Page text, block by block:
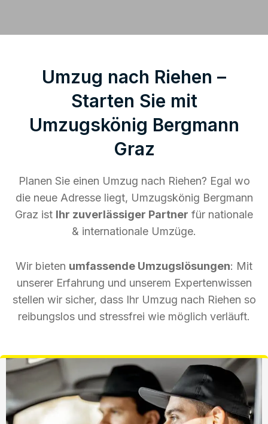
Umzug nach Riehen –
Starten Sie mit
Umzugskönig Bergmann
Graz
Planen Sie einen Umzug nach Riehen? Egal wo
die neue Adresse liegt, Umzugskönig Bergmann
Graz ist Ihr zuverlässiger Partner für nationale
& internationale Umzüge.
Wir bieten umfassende Umzugslösungen: Mit
unserer Erfahrung und unserem Expertenwissen
stellen wir sicher, dass Ihr Umzug nach Riehen so
reibungslos und stressfrei wie möglich verläuft.